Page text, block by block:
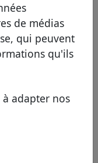
de médias
qui peuvent
qu'ils
adapter nos